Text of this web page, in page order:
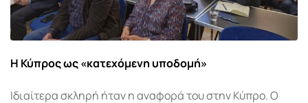
Η Κύπρος ως «κατεχόμενη υποδομή»
Ιδιαίτερα σκληρή ήταν η αναφορά του στην Κύπρο. Ο